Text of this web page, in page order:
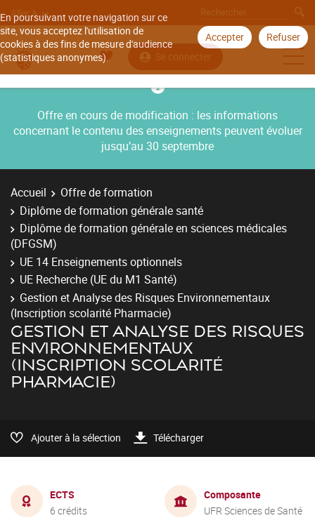
En poursuivant votre navigation sur ce
site, vous acceptez l'utilisation de
cookies à des fins de mesure d'audience
(statistiques anonymes).
Accepter Refuser
Aller à
Se connecter
Offre en cours de modification : les informations
concernant le contenu des enseignements peuvent évoluer
jusqu’au 30 septembre
Accueil
Offre de formation
Diplôme de formation générale santé
Diplôme de formation générale en sciences médicales
(DFGSM)
UE 14 Enseignements optionnels
UE Recherche (UE du M1 Santé)
Gestion et Analyse des Risques Environnementaux
(Inscription scolarité Pharmacie)
GESTION ET ANALYSE DES RISQUES
ENVIRONNEMENTAUX
(INSCRIPTION SCOLARITÉ
PHARMACIE)
Ajouter à la sélection Télécharger
ECTS
6 crédits
Composante
UFR Sciences de Santé